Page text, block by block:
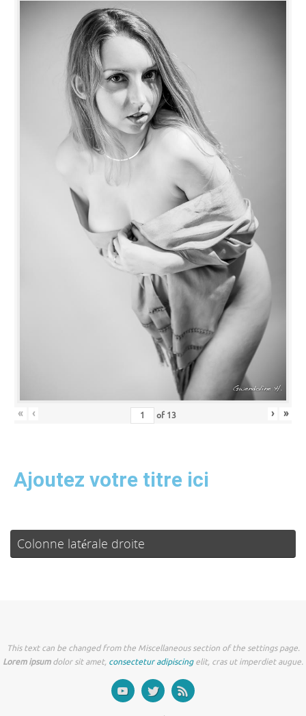
« ‹ of 13 › »
Ajoutez votre titre ici
Colonne latérale droite
This text can be changed from the Miscellaneous section of the settings page.
Lorem ipsumdolor sit amet, consectetur adipiscingelit, cras ut imperdiet augue.